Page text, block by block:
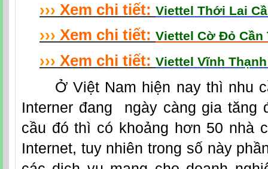
››› Xem chi tiết: Viettel Thới Lai
››› Xem chi tiết: Viettel Cờ Đỏ Cần
››› Xem chi tiết: Viettel Vĩnh
Ở Việt Nam hiện nay thì nhu
Interner đang ngày càng gia tăng
cầu đó thì có khoảng hơn 50 nhà
Internet, tuy nhiên trong số này